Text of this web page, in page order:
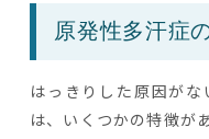
原発性多汗症
はっきりした原因が
は、いくつかの特徴が